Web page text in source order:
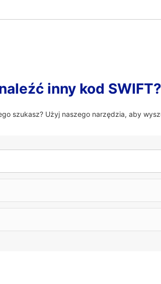
inny kod SWIFT?
szukasz? Użyj naszego narzędzia, aby